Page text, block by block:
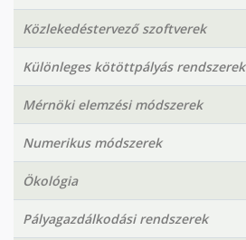
Közlekedéstervező szoftverek
Különleges kötöttpályás rendszerek
Mérnöki elemzési módszerek
Numerikus módszerek
Ökológia
Pályagazdálkodási rendszerek